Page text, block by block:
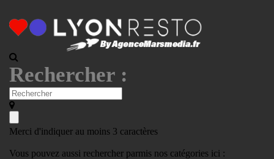
Rechercher :
Merci d'indiquer au moins 3 caractères
Vous pouvez aussi rechercher parmis nos catégories ici :